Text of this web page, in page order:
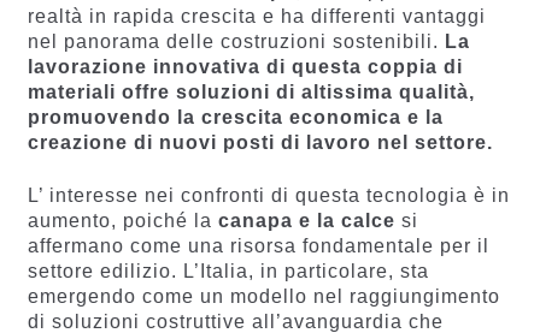
realtà in rapida crescita e ha differenti vantaggi
nel panorama delle costruzioni sostenibili. La
lavorazione innovativa di questa coppia di
materiali offre soluzioni di altissima qualità,
promuovendo la crescita economica e la
creazione di nuovi posti di lavoro nel settore.
L’ interesse nei confronti di questa tecnologia è in
aumento, poiché la canapa e la calce si
affermano come una risorsa fondamentale per il
settore edilizio. L’Italia, in particolare, sta
emergendo come un modello nel raggiungimento
di soluzioni costruttive all’avanguardia che